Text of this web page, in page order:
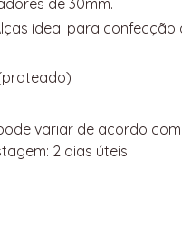
de 30mm.
ideal para
variar de acordo
2 dias úteis